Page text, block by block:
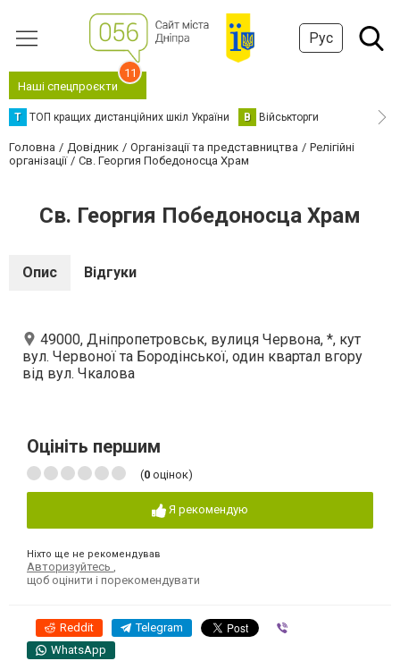
Рус
Наші спецпроєкти
11
Т ТОП кращих дистанційних шкіл України В Військторги
Головна Довідник Організації та представництва
Релігійні
організації
Св. Георгия Победоносца Храм
Св. Георгия Победоносца Храм
Опис Відгуки
49000, Дніпропетровськ, вулиця Червона, *, кут
вул. Червоної та Бородінської, один квартал вгору
від вул. Чкалова
Оцініть першим
(0 оцінок)
Я рекомендую
Ніхто ще не рекомендував
Авторизуйтесь
щоб оцінити і порекомендувати
Reddit Telegram
WhatsApp